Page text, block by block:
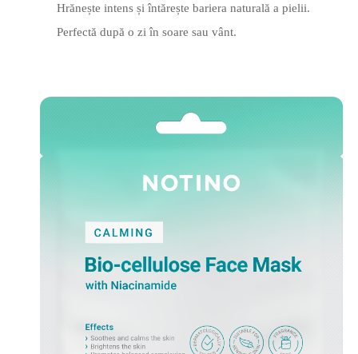
Hrănește intensși întărește bariera naturală a pielii.
Perfectă după o zi în soare sau vânt.